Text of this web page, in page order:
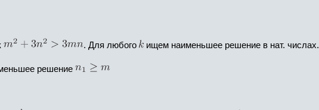
. Для любого ищем наименьшее решение в нат. числах.
решение